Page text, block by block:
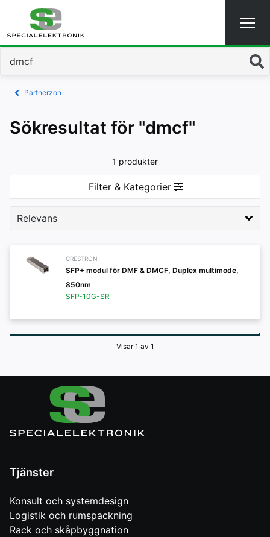
Sök
Partnerzon
Sökresultat för "dmcf"
1 produkter
Filter & Kategorier
CRESTRON
SFP+ modul för DMF & DMCF, Duplex multimode,
850nm
SFP-10G-SR
Visar 1 av 1
Tjänster
Konsult och systemdesign
Logistik och rumspackning
Rack och skåpbyggnation